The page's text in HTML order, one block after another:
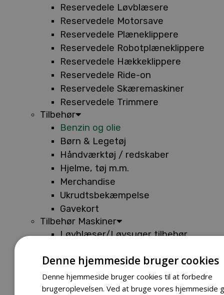
Reservedele Løvblæsere
Reservedele Motorsave
Reservedele Plæneklippere
Reservedele Robotplæneklippere
Reservedele Hækkeklippere
Reservedele Ride-on
Reservedele Skæremaskiner
Reservedele Trimmere
Tilbehør
Benzin og olie
Børn & Legetøj
Håndværktøj / redskaber
Hjelme, tøj m.m.
Merchandise
Ukrudtsbekæmpelse
Gavekort
Tilbehør Maskiner
Løvblæser/Løvsuger tilbehør
Tilbehør Buskryddere og Trimmere
Tilbehør Entreprenørudstyr
Tilbehør Havetraktor
Denne hjemmeside bruger cookies
Denne hjemmeside bruger cookies til at forbedre
brugeroplevelsen. Ved at bruge vores hjemmeside